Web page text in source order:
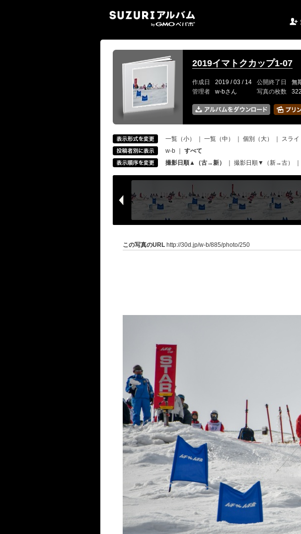

2019イマトクカップ1-07
作成日 2019 / 03 / 14 公開終了日 無
管理者
w-bさん 写真の枚数
一覧（小） 一覧（中） 個別（大）
スライ
w-b
すべて
撮影日順▲（古→新）
撮影日順▼（新→古）
この写真のURL http://30d.jp/w-b/885/photo/250